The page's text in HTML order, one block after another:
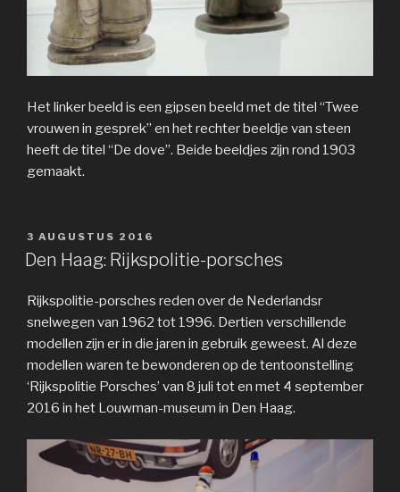
Het linker beeld is een gipsen beeld met de titel “Twee
vrouwen in gesprek” en het rechter beeldje van steen
heeft de titel “De dove”. Beide beeldjes zijn rond 1903
gemaakt.
GEPLAATST
OP
3 AUGUSTUS 2016
Den Haag: Rijkspolitie-porsches
Rijkspolitie-porsches reden over de Nederlandsr
snelwegen van 1962 tot 1996. Dertien verschillende
modellen zijn er in die jaren in gebruik geweest. Al deze
modellen waren te bewonderen op de tentoonstelling
‘Rijkspolitie Porsches’ van 8 juli tot en met 4 september
2016 in het Louwman-museum in Den Haag.